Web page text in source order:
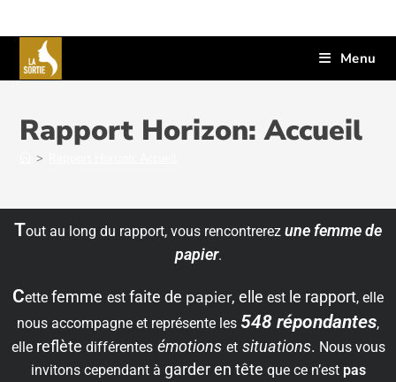
Menu
Rapport Horizon: Accueil
>
Tout au long du rapport, vous rencontrerez une femme de
papier.
Cette femme est faite de papier, elle est le rapport, elle
nous accompagne et représente les 548 répondantes,
elle reflète différentes émotions et situations. Nous vous
invitons cependant à garder en tête que ce n’est pas